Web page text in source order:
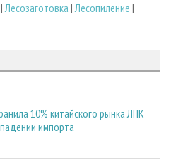
|Лесозаготовка |Лесопиление |
10% китайского рынка ЛПК
импорта